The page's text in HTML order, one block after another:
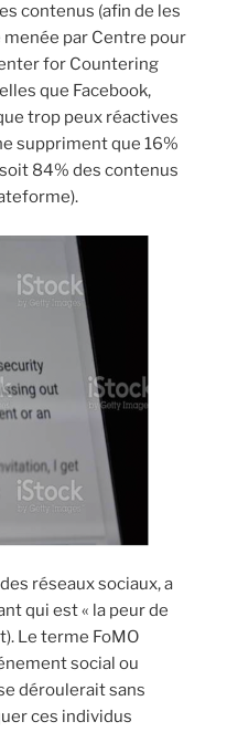
contenus (afin de les
menée par Centre pour
for Countering
que Facebook,
trop peux réactives
suppriment que 16%
84% des contenus
réseaux sociaux, a
qui est « la peur de
Le terme FoMO
social ou
déroulerait sans
ces individus